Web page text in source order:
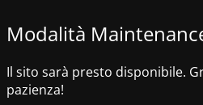
Modalità
Il sito sarà presto disponibile.
pazienza!